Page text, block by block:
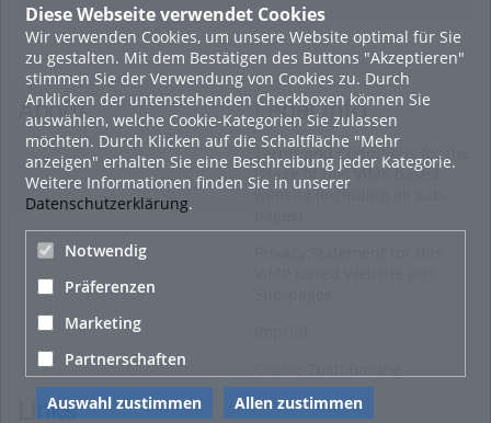
Diese Webseite verwendet Cookies
Wir verwenden Cookies, um unsere Website optimal für Sie
zu gestalten. Mit dem Bestätigen des Buttons "Akzeptieren"
stimmen Sie der Verwendung von Cookies zu. Durch
Anklicken der untenstehenden Checkboxen können Sie
auswählen, welche Cookie-Kategorien Sie zulassen
möchten. Durch Klicken auf die Schaltfläche "Mehr
anzeigen" erhalten Sie eine Beschreibung jeder Kategorie.
Weitere Informationen finden Sie in unserer
Datenschutzerklärung.
Notwendig
Präferenzen
Marketing
Partnerschaften
Auswahl zustimmen Allen zustimmen
16. Mai 2022
neuer Test-Newsbeitrag
HOHU
9. Mai 2022
¨Haager Lies reloaded“ - der neue Top-Radweg in OÖ
verbindet
About Legal Info
Terms and Conditions for the
Usage of this ViMP based
website (including all sub-
Links